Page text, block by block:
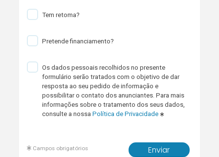
Tem retoma?
Pretende financiamento?
Os dados pessoais recolhidos no presente
formulário serão tratados com o objetivo de dar
resposta ao seu pedido de informação e
possibilitar o contato dos anunciantes. Para mais
informações sobre o tratamento dos seus dados,
consulte a nossaPolítica de Privacidade
Enviar
Campos obrigatórios